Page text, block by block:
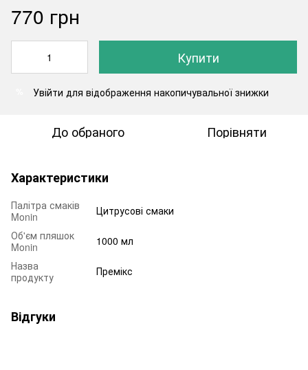
770 грн
Купити
Увійти для відображення накопичувальної знижки
До обраного Порівняти
Характеристики
Палітра смаків
Monin
Цитрусові смаки
Об'єм пляшок
Monin
1000 мл
Назва
продукту
Премікс
Відгуки